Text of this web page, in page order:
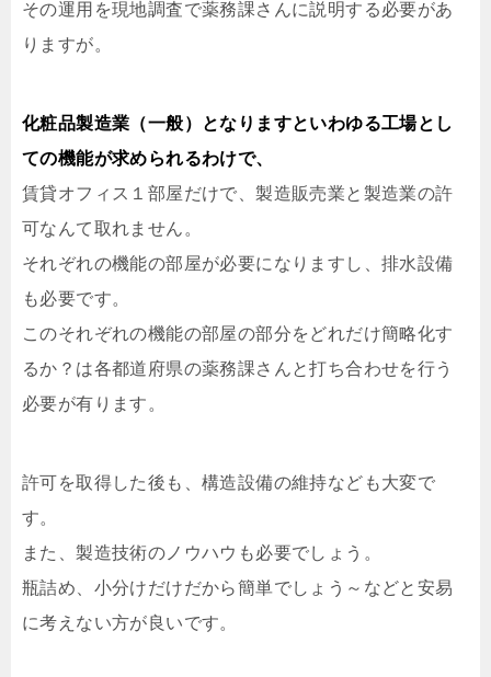
その運用を現地調査で薬務課さんに説明する必要があ
りますが。
化粧品製造業（一般）となりますといわゆる工場とし
ての機能が求められるわけで、
賃貸オフィス１部屋だけで、製造販売業と製造業の許
可なんて取れません。
それぞれの機能の部屋が必要になりますし、排水設備
も必要です。
このそれぞれの機能の部屋の部分をどれだけ簡略化す
るか？は各都道府県の薬務課さんと打ち合わせを行う
必要が有ります。
許可を取得した後も、構造設備の維持なども大変で
す。
また、製造技術のノウハウも必要でしょう。
瓶詰め、小分けだけだから簡単でしょう～などと安易
に考えない方が良いです。